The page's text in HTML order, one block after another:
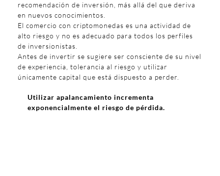
recomendación de inversión, más allá del que deriva
en nuevos conocimientos.
El comercio con criptomonedas es una actividad de
alto riesgo y no es adecuado para todos los perfiles
de inversionistas.
Antes de invertir se sugiere ser consciente de su nivel
de experiencia, tolerancia al riesgo y utilizar
únicamente capital que está dispuesto a perder.
Utilizar apalancamiento incrementa
exponencialmente el riesgo de pérdida.